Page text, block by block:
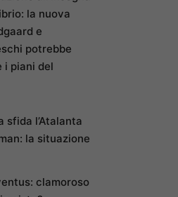
la nuova
e
potrebbe
i piani del
sfida l’Atalanta
la situazione
clamoroso